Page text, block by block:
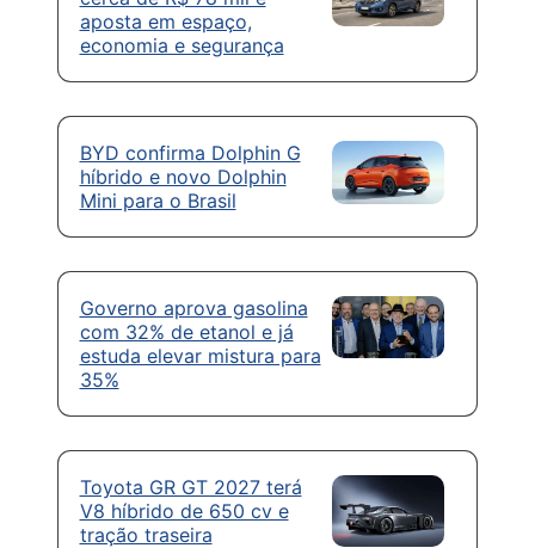
aposta em espaço,
economia e segurança
BYD confirma Dolphin G
híbrido e novo Dolphin
Mini para o Brasil
Governo aprova gasolina
com 32% de etanol e já
estuda elevar mistura para
35%
Toyota GR GT 2027 terá
V8 híbrido de 650 cv e
tração traseira